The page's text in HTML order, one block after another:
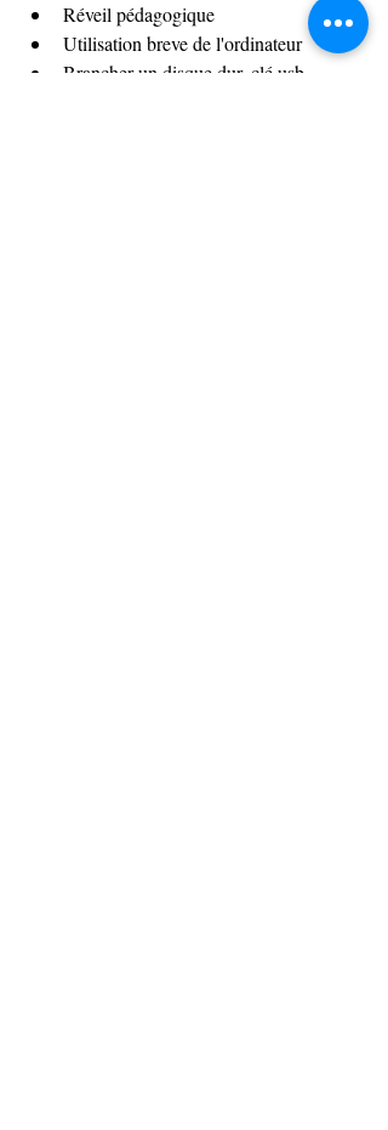
Réveil pédagogique
Utilisation breve de l'ordinateur
Brancher un disque dur, clé usb